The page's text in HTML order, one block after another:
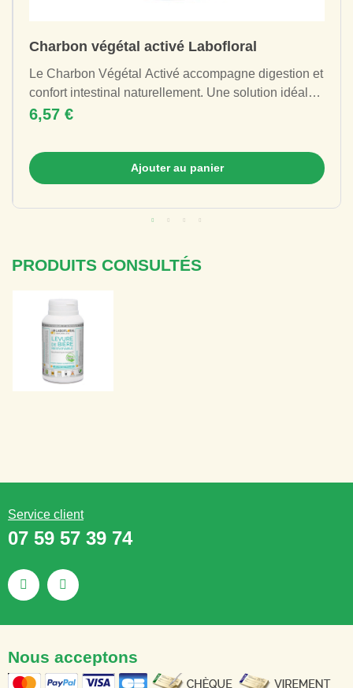
Charbon végétal activé Labofloral
Le Charbon Végétal Activé accompagne digestion et
confort intestinal naturellement. Une solution idéale
6,57 €
Ajouter au panier
PRODUITS CONSULTÉS
Service client
07 59 57 39 74
Nous acceptons